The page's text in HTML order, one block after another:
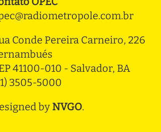
Conde Pereira Carneiro, 226
41100-010 - Salvador, BA
3505-5000
by NVGO.